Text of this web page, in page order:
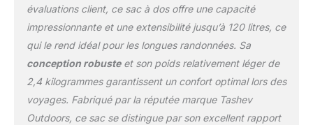
Les trois sacs pliables
offrent également la
possibilité de stocker
plus d'articles. Le sac à
dos de montagne est
fabriqué en matériau
Cordura-Stoff de haute
qualité et extrêmement
évaluations client, ce sac à dos offre une capacité
impressionnante et une extensibilité jusqu’à 120 litres, ce
qui le rend idéal pour les longues randonnées. Sa
conception robusteet son poids relativement léger de
2,4 kilogrammes garantissent un confort optimal lors des
voyages. Fabriqué par la réputée marque Tashev
Outdoors, ce sac se distingue par son excellent rapport